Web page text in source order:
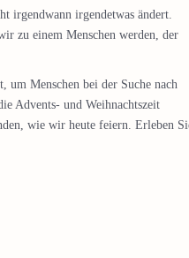
irgendwann irgendetwas ändert.
zu einem Menschen werden, der
Menschen bei der Suche nach
Advents- und Weihnachtszeit
wie wir heute feiern. Erleben